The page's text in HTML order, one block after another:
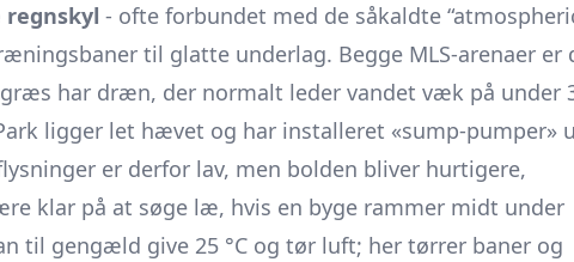
- ofte forbundet med de såkaldte
til glatte underlag. Begge MLS-arenaer er
har dræn, der normalt leder vandet væk på under
ligger let hævet og har installeret «sump-pumper»
er derfor lav, men bolden bliver hurtigere,
klar på at søge læ, hvis en byge rammer midt under
til gengæld give 25 °C og tør luft; her tørrer baner og